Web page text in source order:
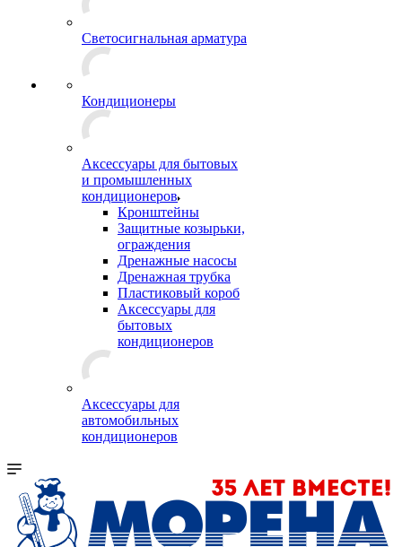
Светосигнальная арматура
Кондиционеры
Аксессуары для бытовых
и промышленных
кондиционеров
Кронштейны
Защитные козырьки,
ограждения
Дренажные насосы
Дренажная трубка
Пластиковый короб
Аксессуары для
бытовых
кондиционеров
Аксессуары для
автомобильных
кондиционеров